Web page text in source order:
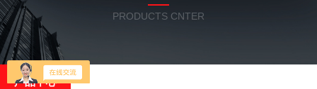
PRODUCTS CNTER
产品中心